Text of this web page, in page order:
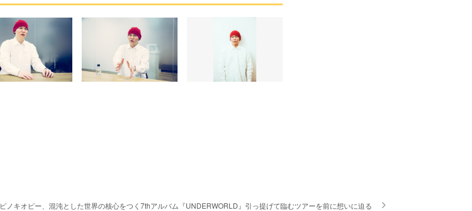
ピノキオピー、混沌とした世界の核心をつく7thアルバム『UNDERWORLD』引っ提げて臨むツアーを前に想いに迫る